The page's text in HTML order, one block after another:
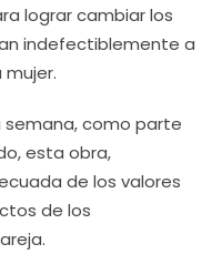
lograr cambiar los
indefectiblemente a
semana, como parte
esta obra,
de los valores
de los